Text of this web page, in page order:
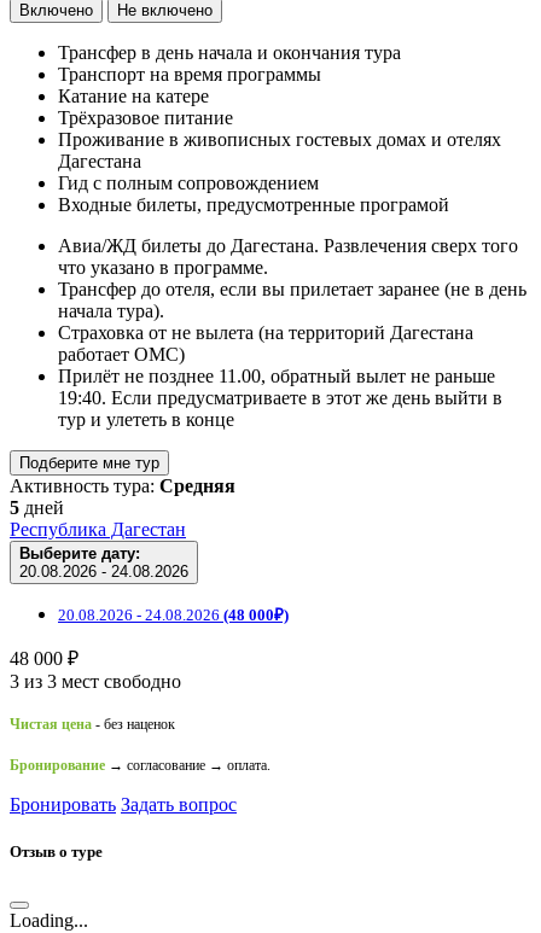
Включено Не включено
Трансфер в день начала и окончания тура
Транспорт на время программы
Катание на катере
Трёхразовое питание
Проживание в живописных гостевых домах и отелях
Дагестана
Гид с полным сопровождением
Входные билеты, предусмотренные програмой
Авиа/ЖД билеты до Дагестана. Развлечения сверх того
что указано в программе.
Трансфер до отеля, если вы прилетает заранее (не в день
начала тура).
Страховка от не вылета (на территорий Дагестана
работает ОМС)
Прилёт не позднее 11.00, обратный вылет не раньше
19:40. Если предусматриваете в этот же день выйти в
тур и улететь в конце
Подберите мне тур
Активность тура: Средняя
5 дней
Республика Дагестан
Выберите дату:
20.08.2026 - 24.08.2026
20.08.2026 - 24.08.2026 (48 000₽)
48 000 ₽
3 из 3 мест свободно
Чистая цена - без наценок
Бронирование → согласование → оплата.
Бронировать Задать вопрос
Отзыв о туре
Loading...